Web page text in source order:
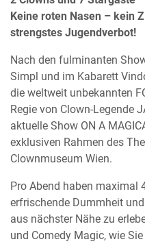
Keine roten Nasen – kein
strengstes Jugendverbot!
Nach den fulminanten
Simpl und im Kabarett
die weltweit unbekannten
Regie von Clown-Legende
aktuelle Show ON A
exklusiven Rahmen des
Clownmuseum Wien.
Pro Abend haben maximal
erfrischende Dummheit
aus nächster Nähe zu
und Comedy Magic, wie